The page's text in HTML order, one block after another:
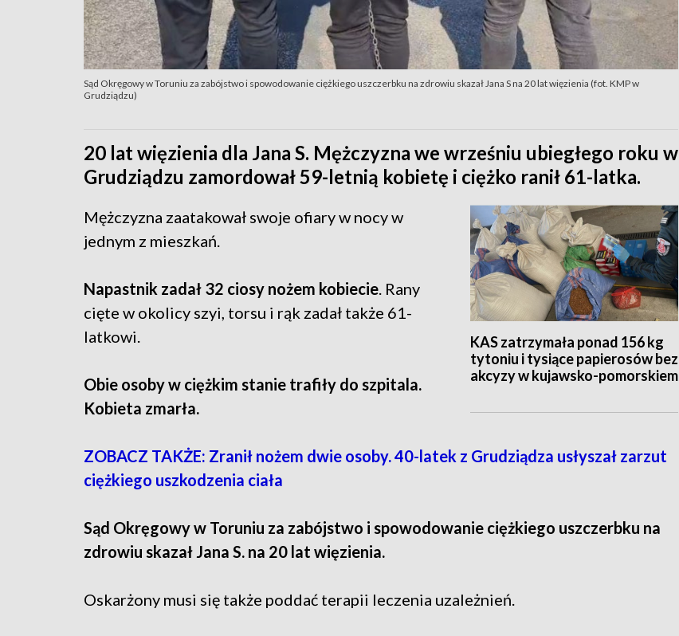
Sąd Okręgowy w Toruniu za zabójstwo i spowodowanie ciężkiego uszczerbku na zdrowiu skazał Jana S na 20 lat więzienia (fot. KMP w
Grudziądzu)
20 lat więzienia dla Jana S. Mężczyzna we wrześniu ubiegłego roku w
Grudziądzu zamordował 59-letnią kobietę i ciężko ranił 61-latka.
KAS zatrzymała ponad 156 kg
tytoniu i tysiące papierosów bez
akcyzy w kujawsko-pomorskiem
Mężczyzna zaatakował swoje ofiary w nocy w
jednym z mieszkań.
Napastnik zadał 32 ciosy nożem kobiecie . Rany
cięte w okolicy szyi, torsu i rąk zadał także 61-
latkowi.
Obie osoby w ciężkim stanie trafiły do szpitala.
Kobieta zmarła.
ZOBACZ TAKŻE: Zranił nożem dwie osoby. 40-latek z Grudziądza usłyszał zarzut
ciężkiego uszkodzenia ciała
Sąd Okręgowy w Toruniu za zabójstwo i spowodowanie ciężkiego uszczerbku na
zdrowiu skazał Jana S. na 20 lat więzienia.
Oskarżony musi się także poddać terapii leczenia uzależnień.